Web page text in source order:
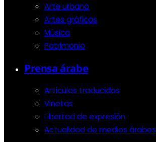
Arte urbano
Artes gráficas
Música
Patrimonio
Prensa árabe
Artículos traducidos
Viñetas
Libertad de expresión
Actualidad de medios árabes